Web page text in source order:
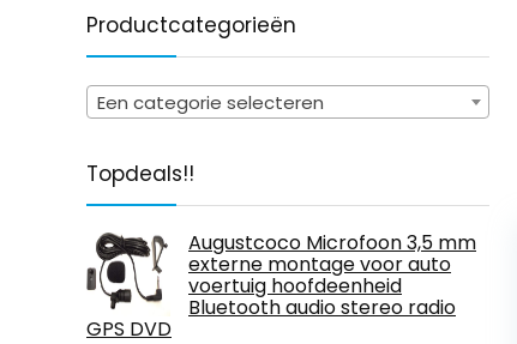
Productcategorieën
Een categorie selecteren
Topdeals!!
Augustcoco Microfoon 3,5 mm
externe montage voor auto
voertuig hoofdeenheid
Bluetooth audio stereo radio
GPS DVD